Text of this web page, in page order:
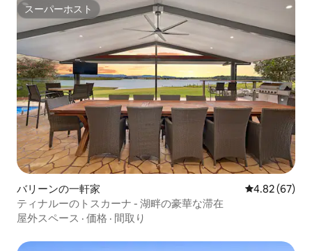
スーパーホスト
スーパーホスト
バリーンの一軒家 レビュー67
4.82 (67)
ティナルーのトスカーナ - 湖畔の豪華な滞在
屋外スペース · 価格 · 間取り